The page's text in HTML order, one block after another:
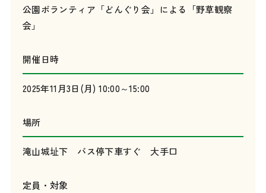
公園ボランティア「どんぐり会」による「野草観察
会」
開催日時
2025年11月3日(月) 10:00～15:00
場所
滝山城址下 バス停下車すぐ 大手口
定員・対象